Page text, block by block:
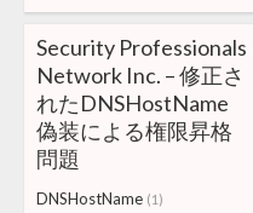
Security Professionals
Network Inc. – 修正さ
れたDNSHostName
偽装による権限昇格
問題
DNSHostName (1)